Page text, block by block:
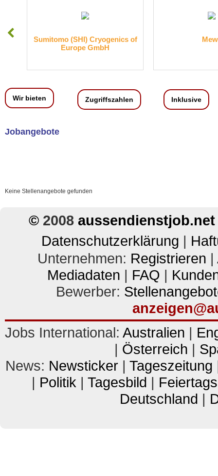
Sumitomo (SHI) Cryogenics of
Europe GmbH
Wir bieten Zugriffszahlen Inklusive
Jobangebote
Keine Stellenangebote gefunden
© 2008aussendienstjob.net
Datenschutzerklärung |
Unternehmen: Registrieren |
Mediadaten | FAQ |
Bewerber:
Jobs International: Australien |
| Österreich |
News: Newsticker |Tageszeitung
| Politik | Tagesbild |
Deutschland |